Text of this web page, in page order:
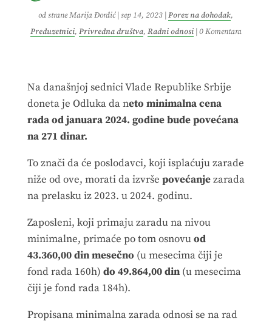
od straneMarija Đorđić|sep 14, 2023 |Porez na dohodak,
Preduzetnici, Privredna društva, Radni odnosi| 0 Komentara
Na današnjoj sednici Vlade Republike Srbije
doneta je Odluka da neto minimalna cena
rada od januara 2024. godine bude povećana
na 271 dinar.
To znači da će poslodavci, koji isplaćuju zarade
niže od ove, morati da izvrše povećanjezarada
na prelasku iz 2023. u 2024. godinu.
Zaposleni, koji primaju zaradu na nivou
minimalne, primaće po tom osnovuod
43.360,00 din mesečno (u mesecima čiji je
fond rada 160h) do 49.864,00 din(u mesecima
čiji je fond rada 184h).
Propisana minimalna zarada odnosi se na rad